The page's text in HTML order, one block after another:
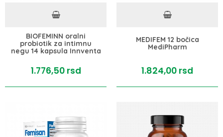
BIOFEMINN oralni
probiotik za intimnu
negu 14 kapsula Innventa
1.776,50 rsd
MEDIFEM 12 bočica
MediPharm
1.824,00 rsd